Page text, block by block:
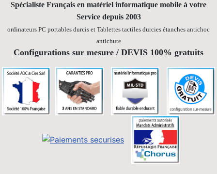
Spécialiste Français en matériel informatique mobile à votre
Service depuis 2003
ordinateurs PC portables durcis et Tablettes tactiles durcies étanches antichoc
antichute
Configurations sur mesure / DEVIS 100% gratuits